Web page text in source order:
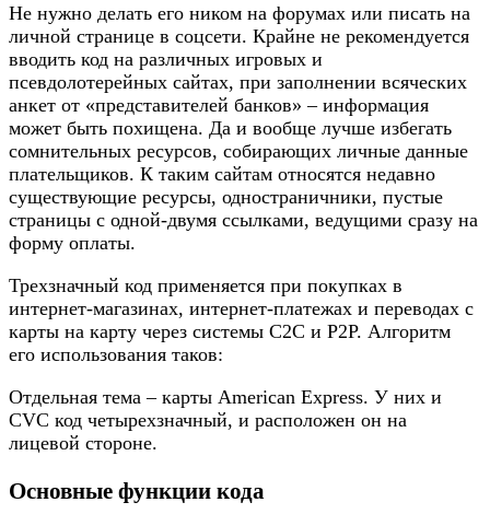
Не нужно делать его ником на форумах или писать на
личной странице в соцсети. Крайне не рекомендуется
вводить код на различных игровых и
псевдолотерейных сайтах, при заполнении всяческих
анкет от «представителей банков» – информация
может быть похищена. Да и вообще лучше избегать
сомнительных ресурсов, собирающих личные данные
плательщиков. К таким сайтам относятся недавно
существующие ресурсы, одностраничники, пустые
страницы с одной-двумя ссылками, ведущими сразу на
форму оплаты.
Трехзначный код применяется при покупках в
интернет-магазинах, интернет-платежах и переводах с
карты на карту через системы С2С и P2P. Алгоритм
его использования таков:
Отдельная тема – карты American Express. У них и
CVC код четырехзначный, и расположен он на
лицевой стороне.
Основные функции кода